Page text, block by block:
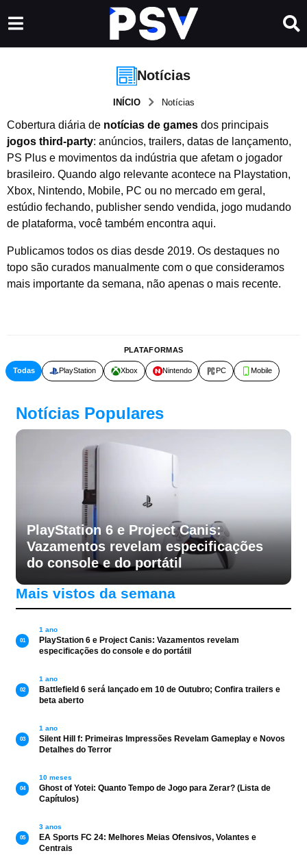
Notícias
INÍCIO Notícias
Cobertura diária de notícias de games dos principais
jogos third-party: anúncios, trailers, datas de lançamento,
PS Plus e movimentos da indústria que afetam o jogador
brasileiro. Quando algo relevante acontece na Playstation,
Xbox, Nintendo, Mobile, PC ou no mercado em geral,
estúdio fechando, publisher sendo vendida, jogo mudando
de plataforma, você também encontra aqui.
Publicamos todos os dias desde 2019. Os destaques no
topo são curados manualmente com o que consideramos
mais importante da semana, não apenas o mais recente.
PLATAFORMAS
Todas PlayStation Xbox Nintendo PC Mobile
Notícias Populares
PlayStation 6 e Project Canis:
Vazamentos revelam especificações
do console e do portátil
Mais vistos da semana
01
1 ano
PlayStation 6 e Project Canis: Vazamentos revelam
especificações do console e do portátil
02
1 ano
Battlefield 6 será lançado em 10 de Outubro; Confira trailers e
beta aberto
03
1 ano
Silent Hill f: Primeiras Impressões Revelam Gameplay e Novos
Detalhes do Terror
04
10 meses
Ghost of Yotei: Quanto Tempo de Jogo para Zerar? (Lista de
Capítulos)
05
3 anos
EA Sports FC 24: Melhores Meias Ofensivos, Volantes e
Centrais